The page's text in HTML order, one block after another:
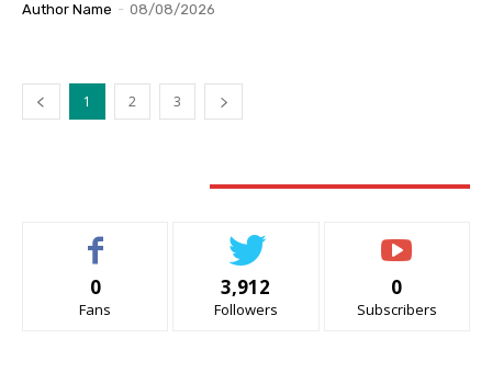
Author Name - 08/08/2026
1 2 3
0
Fans
3,912
Followers
0
Subscribers